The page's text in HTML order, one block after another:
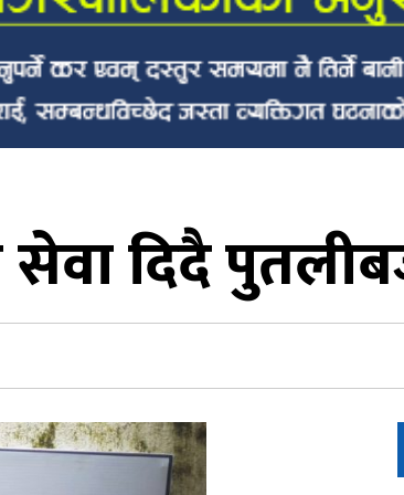
सेवा दिदै